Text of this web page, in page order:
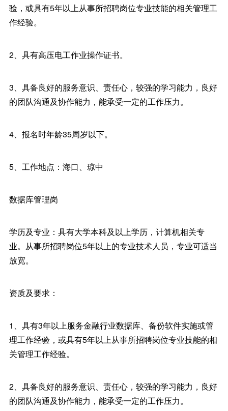
验，或具有5年以上从事所招聘岗位专业技能的相关管理工
作经验。
2、具有高压电工作业操作证书。
3、具备良好的服务意识、责任心，较强的学习能力，良好
的团队沟通及协作能力，能承受一定的工作压力。
4、报名时年龄35周岁以下。
5、工作地点：海口、琼中
数据库管理岗
学历及专业：具有大学本科及以上学历，计算机相关专
业。从事所招聘岗位5年以上的专业技术人员，专业可适当
放宽。
资质及要求：
1、具有3年以上服务金融行业数据库、备份软件实施或管
理工作经验，或具有5年以上从事所招聘岗位专业技能的相
关管理工作经验。
2、具备良好的服务意识、责任心，较强的学习能力，良好
的团队沟通及协作能力，能承受一定的工作压力。